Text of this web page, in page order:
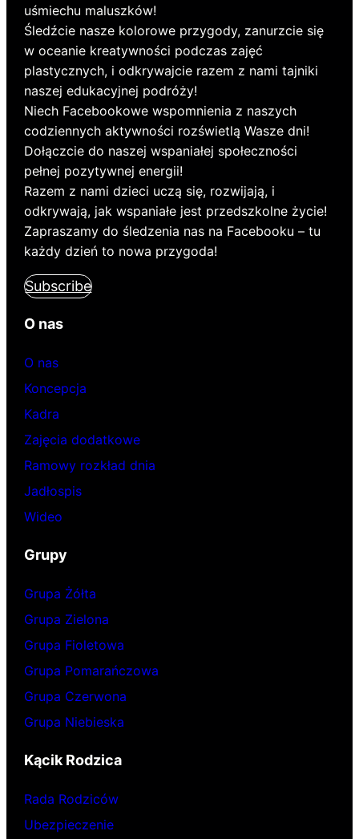
uśmiechu maluszków!
Śledźcie nasze kolorowe przygody, zanurzcie się
w oceanie kreatywności podczas zajęć
plastycznych, i odkrywajcie razem z nami tajniki
naszej edukacyjnej podróży!
Niech Facebookowe wspomnienia z naszych
codziennych aktywności rozświetlą Wasze dni!
Dołączcie do naszej wspaniałej społeczności
pełnej pozytywnej energii!
Razem z nami dzieci uczą się, rozwijają, i
odkrywają, jak wspaniałe jest przedszkolne życie!
Zapraszamy do śledzenia nas na Facebooku – tu
każdy dzień to nowa przygoda!
Subscribe
O nas
O nas
Koncepcja
Kadra
Zajęcia dodatkowe
Ramowy rozkład dnia
Jadłospis
Wideo
Grupy
Grupa Żółta
Grupa Zielona
Grupa Fioletowa
Grupa Pomarańczowa
Grupa Czerwona
Grupa Niebieska
Kącik Rodzica
Rada Rodziców
Ubezpieczenie